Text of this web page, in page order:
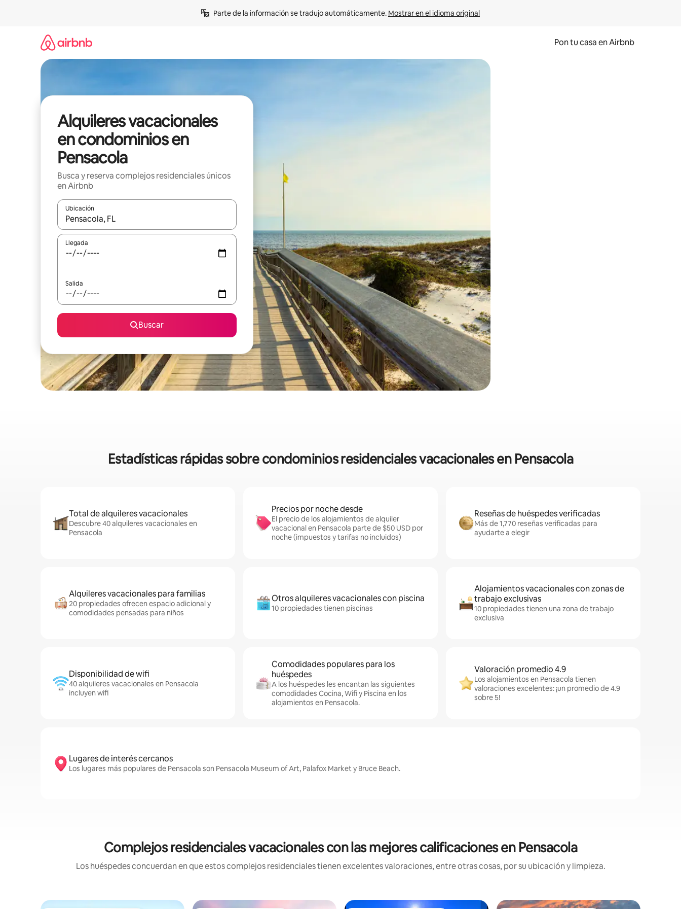
Parte de la información se tradujo automáticamente. Mostrar en el idioma original
Pon tu casa en Airbnb
Alquileres vacacionales
en condominios en
Pensacola
Busca y reserva complejos residenciales únicos
en Airbnb
Ubicación
Cuando los resultados estén disponibles, navega con las teclas de flecha hacia arriba y hacia abajo o explora con el tacto o desliza el dedo.
Llegada
Salida
Buscar
Estadísticas rápidas sobre condominios residenciales vacacionales en Pensacola
Total de alquileres vacacionales
Descubre 40 alquileres vacacionales en
Pensacola
Precios por noche desde
El precio de los alojamientos de alquiler
vacacional en Pensacola parte de $50 USD por
noche (impuestos y tarifas no incluidos)
Reseñas de huéspedes verificadas
Más de 1,770 reseñas verificadas para
ayudarte a elegir
Alquileres vacacionales para familias
20 propiedades ofrecen espacio adicional y
comodidades pensadas para niños
Otros alquileres vacacionales con piscina
10 propiedades tienen piscinas
Alojamientos vacacionales con zonas de
trabajo exclusivas
10 propiedades tienen una zona de trabajo
exclusiva
Disponibilidad de wifi
40 alquileres vacacionales en Pensacola
incluyen wifi
Comodidades populares para los
huéspedes
A los huéspedes les encantan las siguientes
comodidades Cocina, Wifi y Piscina en los
alojamientos en Pensacola.
Valoración promedio 4.9
Los alojamientos en Pensacola tienen
valoraciones excelentes: ¡un promedio de 4.9
sobre 5!
Lugares de interés cercanos
Los lugares más populares de Pensacola son Pensacola Museum of Art, Palafox Market y Bruce Beach.
Complejos residenciales vacacionales con las mejores calificaciones en Pensacola
Los huéspedes concuerdan en que estos complejos residenciales tienen excelentes valoraciones, entre otras cosas, por su ubicación y limpieza.